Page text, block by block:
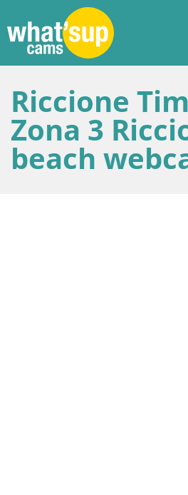
Riccione
Zona 3
beach